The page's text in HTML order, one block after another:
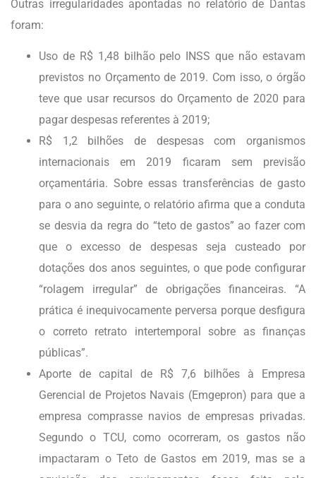
Outras irregularidades apontadas no relatório de Dantas
foram:
Uso de R$ 1,48 bilhão pelo INSS que não estavam
previstos no Orçamento de 2019. Com isso, o órgão
teve que usar recursos do Orçamento de 2020 para
pagar despesas referentes à 2019;
R$ 1,2 bilhões de despesas com organismos
internacionais em 2019 ficaram sem previsão
orçamentária. Sobre essas transferências de gasto
para o ano seguinte, o relatório afirma que a conduta
se desvia da regra do “teto de gastos” ao fazer com
que o excesso de despesas seja custeado por
dotações dos anos seguintes, o que pode configurar
“rolagem irregular” de obrigações financeiras. “A
prática é inequivocamente perversa porque desfigura
o correto retrato intertemporal sobre as finanças
públicas”.
Aporte de capital de R$ 7,6 bilhões à Empresa
Gerencial de Projetos Navais (Emgepron) para que a
empresa comprasse navios de empresas privadas.
Segundo o TCU, como ocorreram, os gastos não
impactaram o Teto de Gastos em 2019, mas se a